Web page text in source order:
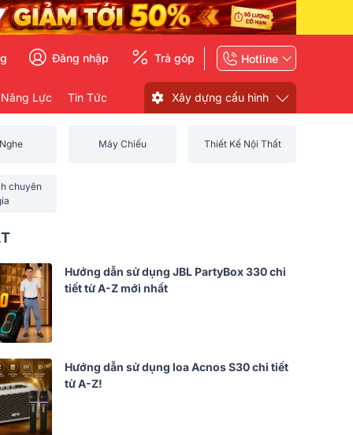
Đăng nhập Trả góp Hotline
Lực Tin Tức Xây dựng cấu hình
Máy Chiếu Thiết Kế Nội Thất
chuyên
Hướng dẫn sử dụng JBL PartyBox 330 chi
tiết từ A-Z mới nhất
Hướng dẫn sử dụng loa Acnos S30 chi tiết
từ A-Z!